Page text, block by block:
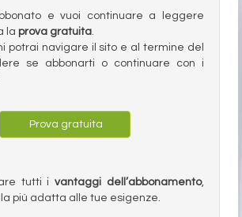
e vuoi continuare a leggere
la prova gratuita.
potrai navigare il sito e al termine del
se abbonarti o continuare con i
Prova gratuita
tutti ivantaggi dell’abbonamento,
più adatta alle tue esigenze.